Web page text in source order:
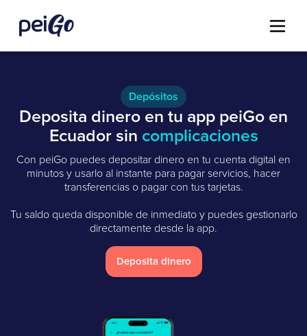
Depósitos
Deposita dinero en tu app peiGo en
Ecuador sin complicaciones
Con peiGo puedes depositar dinero en tu cuenta digital en
minutos y usarlo al instante para pagar servicios, hacer
transferencias o pagar con tus tarjetas.
Tu saldo queda disponible de inmediato y puedes gestionarlo
directamente desde la app.
Deposita dinero